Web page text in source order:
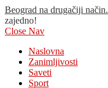
Beograd na drugačiji način.
zajedno!
Close Nav
Naslovna
Zanimljivosti
Saveti
Sport